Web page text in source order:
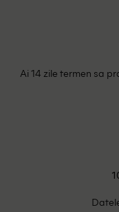
Ai 14 zile termen sa